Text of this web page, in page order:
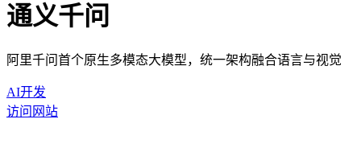
通义千问
阿里千问首个原生多模态大模型，统一架构融合语言与视觉
AI开发
访问网站